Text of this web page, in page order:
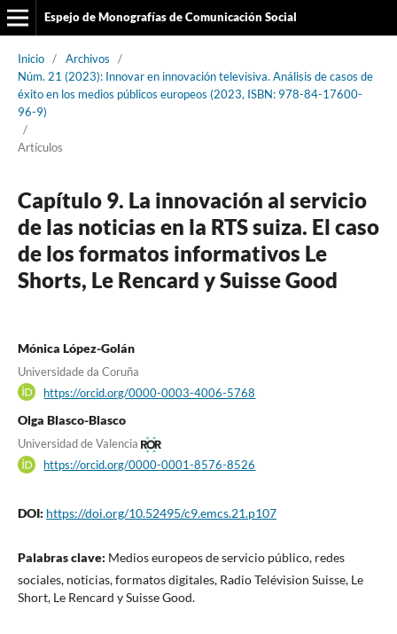
Espejo de Monografías de Comunicación Social
Inicio / Archivos
/
Núm. 21 (2023): Innovar en innovación televisiva. Análisis de casos de
éxito en los medios públicos europeos (2023, ISBN: 978-84-17600-
96-9)
/
Artículos
Capítulo 9. La innovación al servicio
de las noticias en la RTS suiza. El caso
de los formatos informativos Le
Shorts, Le Rencard y Suisse Good
Mónica López-Golán
Universidade da Coruña
https://orcid.org/0000-0003-4006-5768
Olga Blasco-Blasco
Universidad de Valencia
https://orcid.org/0000-0001-8576-8526
DOI: https://doi.org/10.52495/c9.emcs.21.p107
Palabras clave: Medios europeos de servicio público, redes
sociales, noticias, formatos digitales, Radio Telévision Suisse, Le
Short, Le Rencard y Suisse Good.